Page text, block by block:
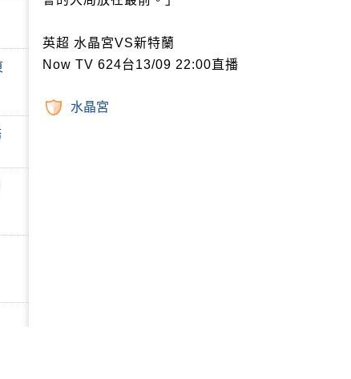
英超 水晶宮VS新特蘭
Now TV 624台13/09 22:00直播
水晶宮